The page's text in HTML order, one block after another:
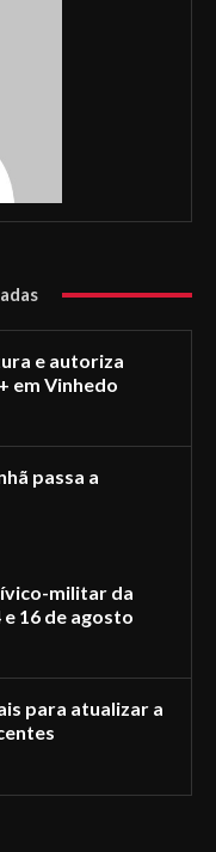
e autoriza
em Vinhedo
passa a
militar da
16 de agosto
para atualizar a